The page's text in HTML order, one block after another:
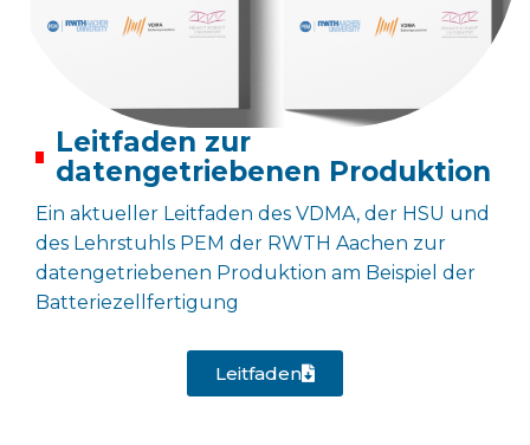
Leitfaden zur
datengetriebenen Produktion
Ein aktueller Leitfaden des VDMA, der HSU und
des Lehrstuhls PEM der RWTH Aachen zur
datengetriebenen Produktion am Beispiel der
Batteriezellfertigung
Leitfaden